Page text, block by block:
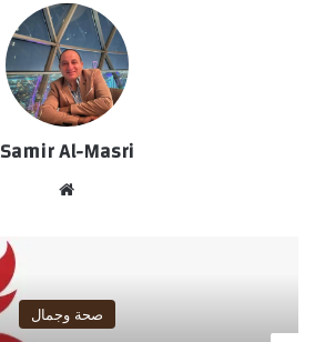
Samir Al-Masri
صحة وجمال